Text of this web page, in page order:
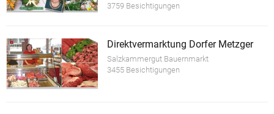
3759 Besichtigungen
Direktvermarktung Dorfer Metzger
Salzkammergut Bauernmarkt
3455 Besichtigungen